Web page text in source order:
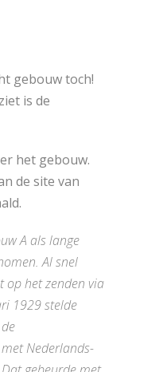
gebouw toch!
is de
het gebouw.
de site van
A als lange
Al snel
op het zenden via
1929 stelde
Nederlands-